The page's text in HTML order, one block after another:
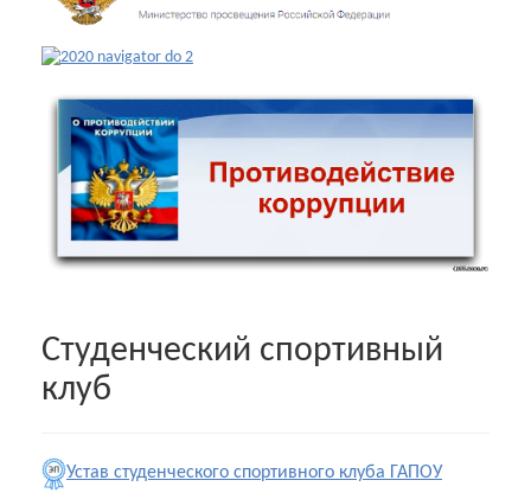
Студенческий спортивный
клуб
Устав студенческого спортивного клуба ГАПОУ